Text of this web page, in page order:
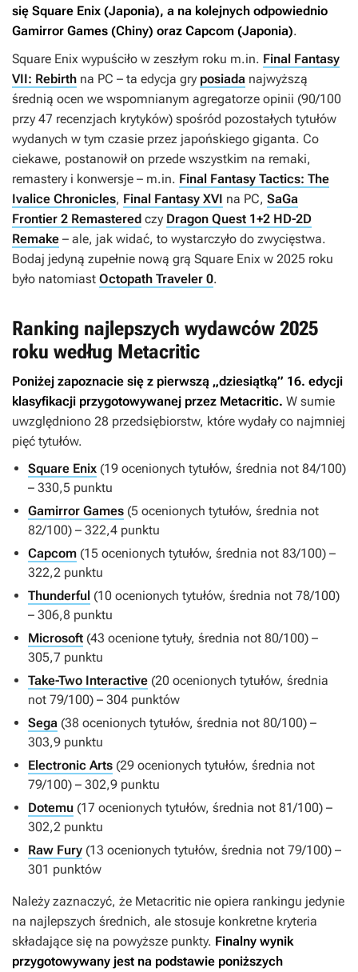
się Square Enix (Japonia), a na kolejnych odpowiednio
Gamirror Games (Chiny) oraz Capcom (Japonia).
Square Enix wypuściło w zeszłym roku m.in. Final Fantasy
VII: Rebirth na PC – ta edycja gry posiada najwyższą
średnią ocen we wspomnianym agregatorze opinii (90/100
przy 47 recenzjach krytyków) spośród pozostałych tytułów
wydanych w tym czasie przez japońskiego giganta. Co
ciekawe, postanowił on przede wszystkim na remaki,
remastery i konwersje – m.in. Final Fantasy Tactics: The
Ivalice Chronicles, Final Fantasy XVI na PC, SaGa
Frontier 2 Remastered czy Dragon Quest 1+2 HD-2D
Remake – ale, jak widać, to wystarczyło do zwycięstwa.
Bodaj jedyną zupełnie nową grą Square Enix w 2025 roku
było natomiast Octopath Traveler 0.
Ranking najlepszych wydawców 2025
roku według Metacritic
Poniżej zapoznacie się z pierwszą „dziesiątką” 16. edycji
klasyfikacji przygotowywanej przez Metacritic. W sumie
uwzględniono 28 przedsiębiorstw, które wydały co najmniej
pięć tytułów.
Square Enix (19 ocenionych tytułów, średnia not 84/100)
– 330,5 punktu
Gamirror Games (5 ocenionych tytułów, średnia not
82/100) – 322,4 punktu
Capcom (15 ocenionych tytułów, średnia not 83/100) –
322,2 punktu
Thunderful (10 ocenionych tytułów, średnia not 78/100)
– 306,8 punktu
Microsoft (43 ocenione tytuły, średnia not 80/100) –
305,7 punktu
Take-Two Interactive (20 ocenionych tytułów, średnia
not 79/100) – 304 punktów
Sega (38 ocenionych tytułów, średnia not 80/100) –
303,9 punktu
Electronic Arts (29 ocenionych tytułów, średnia not
79/100) – 302,9 punktu
Dotemu (17 ocenionych tytułów, średnia not 81/100) –
302,2 punktu
Raw Fury (13 ocenionych tytułów, średnia not 79/100) –
301 punktów
Należy zaznaczyć, że Metacritic nie opiera rankingu jedynie
na najlepszych średnich, ale stosuje konkretne kryteria
składające się na powyższe punkty. Finalny wynik
przygotowywany jest na podstawie poniższych